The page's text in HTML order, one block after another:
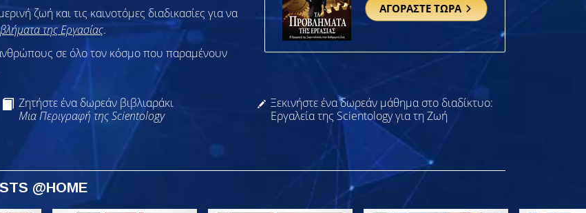
ζωή και τις καινοτόμες διαδικασίες για να
της Εργασίας.
σε όλο τον κόσμο που παραμένουν
ΑΓΟΡΑΣΤΕ ΤΩΡΑ
Ζητήστε ένα δωρεάν βιβλιαράκι
Μια Περιγραφή της Scientology
Ξεκινήστε ένα δωρεάν μάθημα στο διαδίκτυο:
Εργαλεία της Scientology για τη Ζωή
@HOME